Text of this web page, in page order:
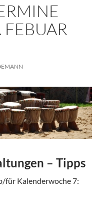
FEBUAR
– Tipps
für Kalenderwoche 7: